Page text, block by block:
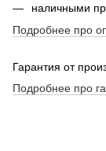
наличными
Подробнее про
Гарантия от
Подробнее про